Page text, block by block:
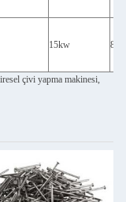
15kw 80
çivi yapma makinesi,